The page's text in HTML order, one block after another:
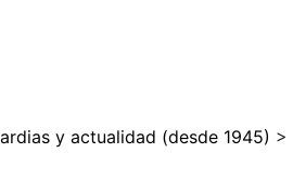
y actualidad (desde 1945) >